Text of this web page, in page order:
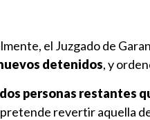
el Juzgado de
detenidos, y
personas restantes
revertir aquella